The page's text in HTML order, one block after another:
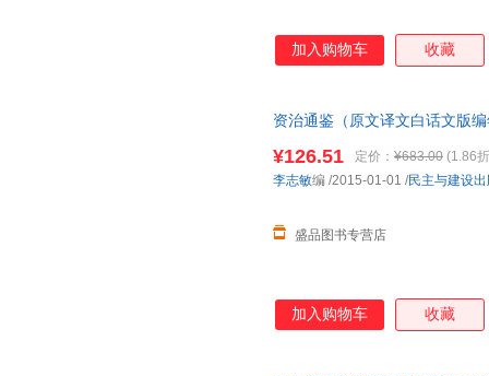
加入购物车 收藏
资治通鉴（原文译文白话文版
¥126.51 定价： ¥683.00 (1.86
盛品图书专营店
李志敏编 /2015-01-01 /民主与建设
加入购物车 收藏